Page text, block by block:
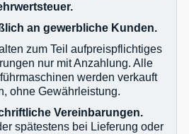
an gewerbliche Kunden.
zum Teil aufpreispflichtiges
nur mit Anzahlung. Alle
werden verkauft
ohne Gewährleistung.
Vereinbarungen.
spätestens bei Lieferung oder